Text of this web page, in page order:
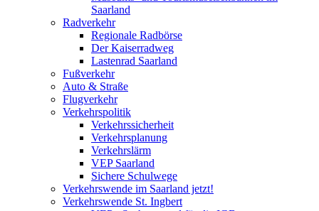
Saarland
Radverkehr
Regionale Radbörse
Der Kaiserradweg
Lastenrad Saarland
Fußverkehr
Auto & Straße
Flugverkehr
Verkehrspolitik
Verkehrssicherheit
Verkehrsplanung
Verkehrslärm
VEP Saarland
Sichere Schulwege
Verkehrswende im Saarland jetzt!
Verkehrswende St. Ingbert